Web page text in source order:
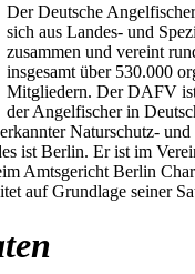
Der Deutsche
sich aus Landes- und
zusammen und vereint
insgesamt über 530.000
Mitgliedern. Der DAFV
der Angelfischer in
Naturschutz-
ist Berlin. Er ist im
Amtsgericht Berlin
auf Grundlage seiner